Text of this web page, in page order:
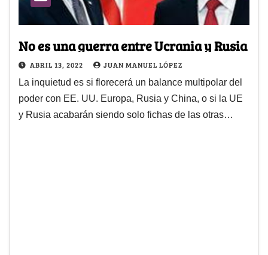
No es una guerra entre Ucrania y Rusia
ABRIL 13, 2022 JUAN MANUEL LÓPEZ
La inquietud es si florecerá un balance multipolar del
poder con EE. UU. Europa, Rusia y China, o si la UE
y Rusia acabarán siendo solo fichas de las otras…